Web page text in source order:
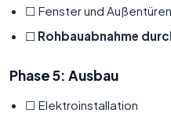
☐ Fenster und
☐ Rohbauabnahme
Phase 5: Ausbau
☐ Elektroinstallation